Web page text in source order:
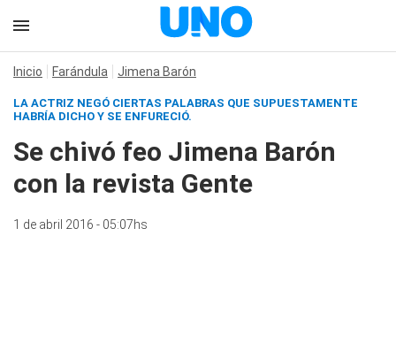
Inicio Farándula Jimena Barón
LA ACTRIZ NEGÓ CIERTAS PALABRAS QUE SUPUESTAMENTE
HABRÍA DICHO Y SE ENFURECIÓ.
Se chivó feo Jimena Barón
con la revista Gente
1 de abril 2016 - 05:07hs